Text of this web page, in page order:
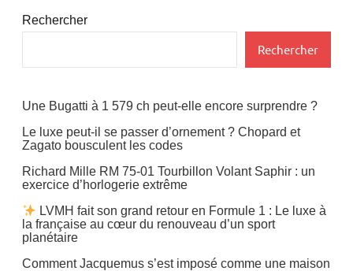
Rechercher
Rechercher
Une Bugatti à 1 579 ch peut-elle encore surprendre ?
Le luxe peut-il se passer d’ornement ? Chopard et
Zagato bousculent les codes
Richard Mille RM 75-01 Tourbillon Volant Saphir : un
exercice d’horlogerie extrême
LVMH fait son grand retour en Formule 1 : Le luxe à
la française au cœur du renouveau d’un sport
planétaire
Comment Jacquemus s’est imposé comme une maison